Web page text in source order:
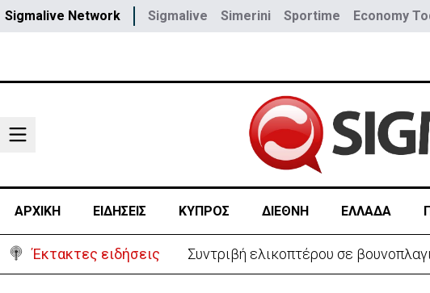
Sigmalive Network Sigmalive Simerini Sportime Economy
ΑΡΧΙΚΗ ΕΙΔΗΣΕΙΣ ΚΥΠΡΟΣ ΔΙΕΘΝΗ ΕΛΛΑΔΑ
Έκτακτες ειδήσεις Συντριβή ελικοπτέρου σε